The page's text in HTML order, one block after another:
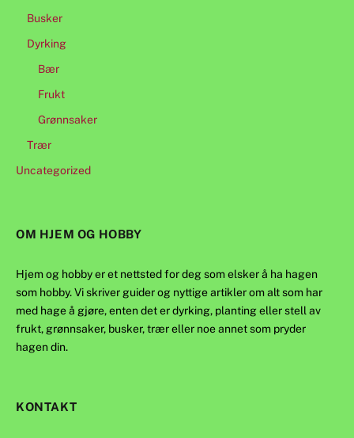
Busker
Dyrking
Bær
Frukt
Grønnsaker
Trær
Uncategorized
OM HJEM OG HOBBY
Hjem og hobby er et nettsted for deg som elsker å ha hagen
som hobby. Vi skriver guider og nyttige artikler om alt som har
med hage å gjøre, enten det er dyrking, planting eller stell av
frukt, grønnsaker, busker, trær eller noe annet som pryder
hagen din.
KONTAKT